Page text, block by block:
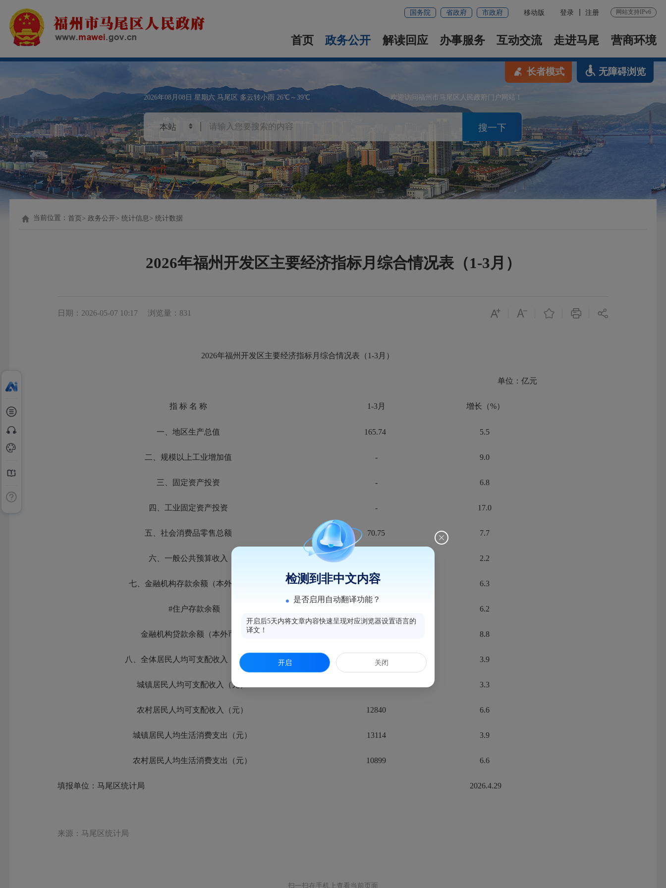
国务院 省政府 市政府 移动版 登录 注册 网站支持IPv6
首页 政务公开 解读回应 办事服务 互动交流 走进马尾 营商环境
2026年08月08日 星期六 马尾区 多云转小雨 26℃～39℃ 欢迎访问福州市马尾区人民政府门户网站！
搜一下
长者模式 无障碍浏览
当前位置：首页 政务公开 统计信息 统计数据
2026年福州开发区主要经济指标月综合情况表（1-3月）
日期：2026-05-07 10:17 浏览量：831
2026年福州开发区主要经济指标月综合情况表（1-3月）
单位：亿元
指 标 名 称 1-3月 增长（%）
一、地区生产总值 165.74 5.5
二、规模以上工业增加值 - 9.0
三、固定资产投资 - 6.8
四、工业固定资产投资 - 17.0
五、社会消费品零售总额 70.75 7.7
六、一般公共预算收入 2.2
七、金融机构存款余额（本外币） 1617.24 6.3
#住户存款余额 6.2
金融机构贷款余额（本外币） 8.8
八、全体居民人均可支配收入（元） 19871 3.9
城镇居民人均可支配收入（元） 3.3
农村居民人均可支配收入（元） 12840 6.6
城镇居民人均生活消费支出（元） 13114 3.9
农村居民人均生活消费支出（元） 10899 6.6
填报单位：马尾区统计局 2026.4.29
来源：马尾区统计局
扫一扫在手机上查看当前页面
检测到非中文内容
是否启用自动翻译功能？
开启后5天内将文章内容快速呈现对应浏览器设置语言的
译文！
开启 关闭